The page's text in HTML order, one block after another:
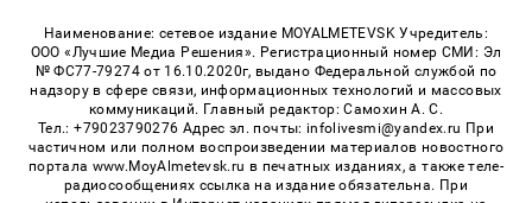
Наименование: сетевое издание MOYALMETEVSK Учредитель:
ООО «Лучшие Медиа Решения». Регистрационный номер СМИ: Эл
№ ФС77-79274 от 16.10.2020г, выдано Федеральной службой по
надзору в сфере связи, информационных технологий и массовых
коммуникаций. Главный редактор: Самохин А. С.
Тел.: +79023790276 Адрес эл. почты: infolivesmi@yandex.ru При
частичном или полном воспроизведении материалов новостного
портала www.MoyAlmetevsk.ru в печатных изданиях, а также теле-
радиосообщениях ссылка на издание обязательна. При